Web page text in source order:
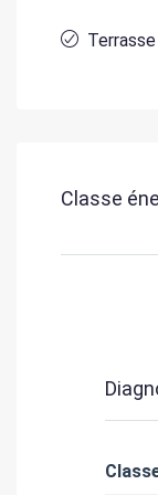
Terrasse
Classe